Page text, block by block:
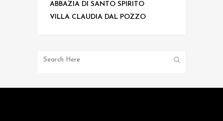
ABBAZIA DI SANTO SPIRITO
VILLA CLAUDIA DAL POZZO